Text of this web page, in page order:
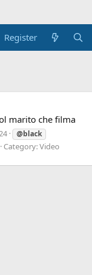
Register
marito che filma
@black
Category: Video